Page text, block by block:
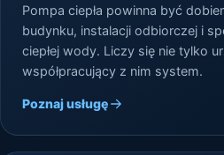
Pompa ciepła powinna być
budynku, instalacji odbiorczej i
ciepłej wody. Liczy się nie tylko
współpracujący z nim system.
Poznaj usługę